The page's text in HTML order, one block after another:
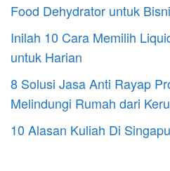
Food Dehydrator untuk
Inilah 10 Cara Memilih
untuk Harian
8 Solusi Jasa Anti Rayap
Melindungi Rumah dari
10 Alasan Kuliah Di